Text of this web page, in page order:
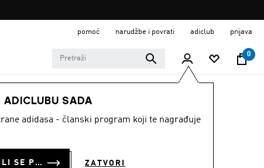
pomoć narudžbe i povrati adiclub prijava
0
ADICLUBU SADA
adidasa - članski program koji te nagrađuje
PRIJAVI SE ILI SE PRIDRUŽI SADA ZATVORI
DJECA Obuća
DJEČJE TENISICE
RUNFALCON 5